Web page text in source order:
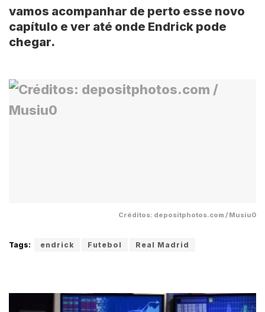
vamos acompanhar de perto esse novo
capítulo e ver até onde Endrick pode
chegar.
Créditos: depositphotos.com / Musiu0
Tags: endrick Futebol Real Madrid